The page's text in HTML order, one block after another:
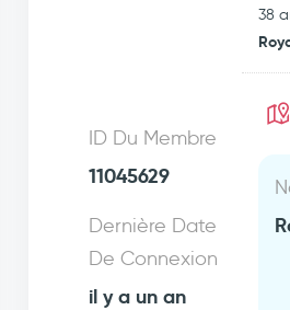
38
ID Du Membre
11045629
Dernière Date
De Connexion
il y a un an